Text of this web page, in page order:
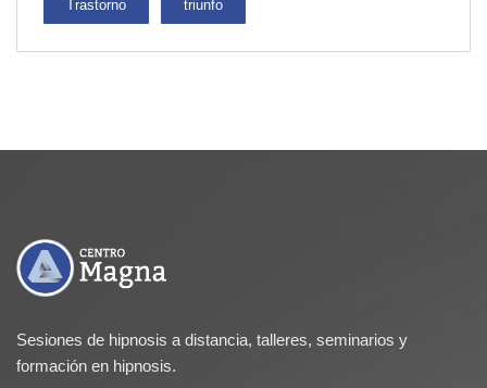
Trastorno triunfo
Sesiones de hipnosis a distancia, talleres, seminarios y
formación en hipnosis.